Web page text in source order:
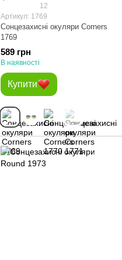
12
Артикул: 1769
Сонцезахисні окуляри Corners
1769
589 грн
В наявності
Купити